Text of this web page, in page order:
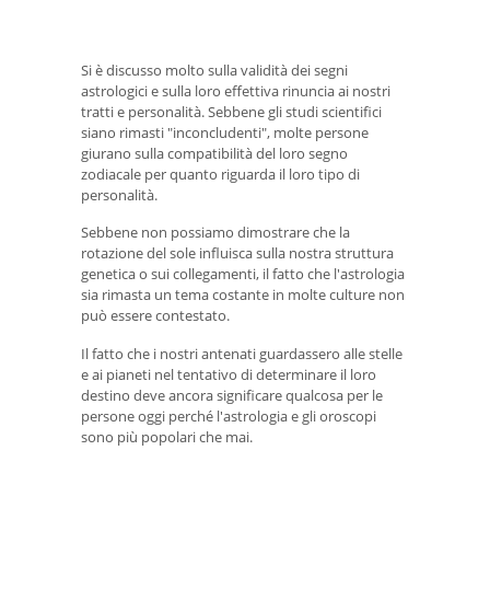
Si è discusso molto sulla validità dei segni
astrologici e sulla loro effettiva rinuncia ai nostri
tratti e personalità. Sebbene gli studi scientifici
siano rimasti "inconcludenti", molte persone
giurano sulla compatibilità del loro segno
zodiacale per quanto riguarda il loro tipo di
personalità.
Sebbene non possiamo dimostrare che la
rotazione del sole influisca sulla nostra struttura
genetica o sui collegamenti, il fatto che l'astrologia
sia rimasta un tema costante in molte culture non
può essere contestato.
Il fatto che i nostri antenati guardassero alle stelle
e ai pianeti nel tentativo di determinare il loro
destino deve ancora significare qualcosa per le
persone oggi perché l'astrologia e gli oroscopi
sono più popolari che mai.